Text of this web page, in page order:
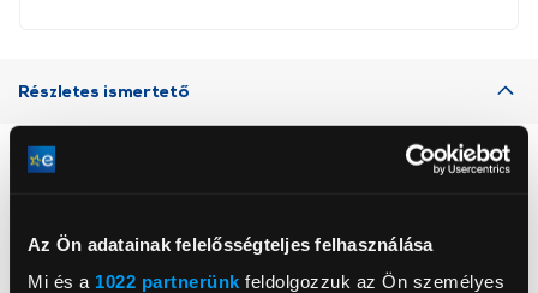
Az Ön adatainak felelősségteljes felhasználása
Mi és a 1022 partnerünk feldolgozzuk az Ön személyes
Részletes ismertető